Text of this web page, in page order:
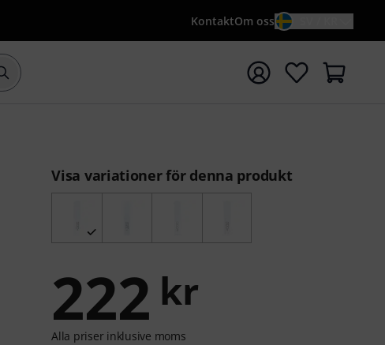
KontaktOm oss
Börja sökningen med söktermen {searchTerm}
Visa variationer för denna produkt
222 kr
Alla priser inklusive moms